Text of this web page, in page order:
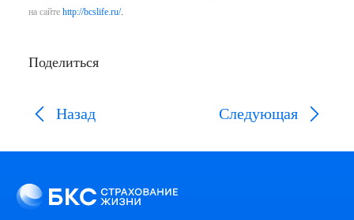
на сайте http://bcslife.ru/.
Поделиться
Назад Следующая